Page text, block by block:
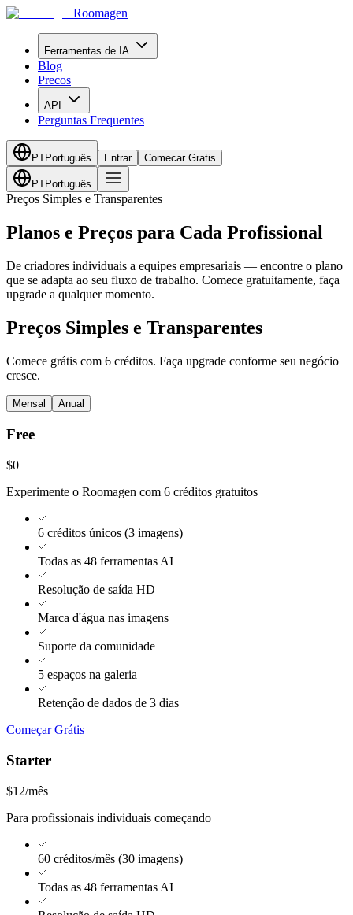
Roomagen
Ferramentas de IA
Blog
Precos
API
Perguntas Frequentes
PTPortuguês Entrar Comecar Gratis
PTPortuguês
Preços Simples e Transparentes
Planos e Preços para Cada Profissional
De criadores individuais a equipes empresariais — encontre o plano
que se adapta ao seu fluxo de trabalho. Comece gratuitamente, faça
upgrade a qualquer momento.
Preços Simples e Transparentes
Comece grátis com 6 créditos. Faça upgrade conforme seu negócio
cresce.
Mensal Anual
Free
$0
Experimente o Roomagen com 6 créditos gratuitos
6 créditos únicos (3 imagens)
Todas as 48 ferramentas AI
Resolução de saída HD
Marca d'água nas imagens
Suporte da comunidade
5 espaços na galeria
Retenção de dados de 3 dias
Começar Grátis
Starter
$12/mês
Para profissionais individuais começando
60 créditos/mês (30 imagens)
Todas as 48 ferramentas AI